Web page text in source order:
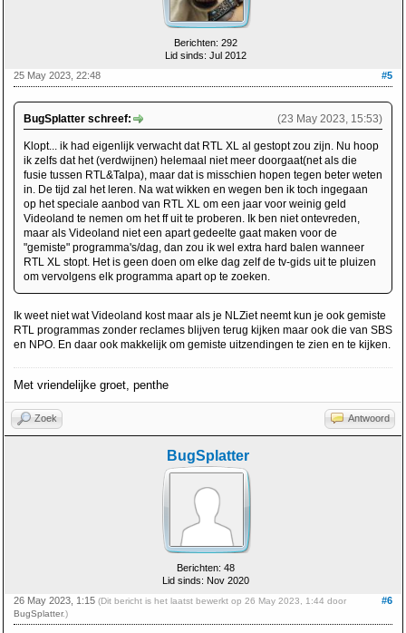
Berichten: 292
Lid sinds: Jul 2012
#5
25 May 2023, 22:48
(23 May 2023, 15:53)
BugSplatter schreef:
Klopt... ik had eigenlijk verwacht dat RTL XL al gestopt zou zijn. Nu hoop
ik zelfs dat het (verdwijnen) helemaal niet meer doorgaat(net als die
fusie tussen RTL&Talpa), maar dat is misschien hopen tegen beter weten
in. De tijd zal het leren. Na wat wikken en wegen ben ik toch ingegaan
op het speciale aanbod van RTL XL om een jaar voor weinig geld
Videoland te nemen om het ff uit te proberen. Ik ben niet ontevreden,
maar als Videoland niet een apart gedeelte gaat maken voor de
"gemiste" programma's/dag, dan zou ik wel extra hard balen wanneer
RTL XL stopt. Het is geen doen om elke dag zelf de tv-gids uit te pluizen
om vervolgens elk programma apart op te zoeken.
Ik weet niet wat Videoland kost maar als je NLZiet neemt kun je ook gemiste
RTL programmas zonder reclames blijven terug kijken maar ook die van SBS
en NPO. En daar ook makkelijk om gemiste uitzendingen te zien en te kijken.
Met vriendelijke groet, penthe
Zoek Antwoord
BugSplatter
Berichten: 48
Lid sinds: Nov 2020
#6
26 May 2023, 1:15 (Dit bericht is het laatst bewerkt op 26 May 2023, 1:44 door
BugSplatter.)